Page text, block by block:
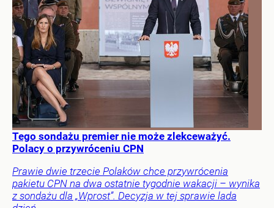
Tego sondażu premier nie może zlekceważyć.
Polacy o przywróceniu CPN
Prawie dwie trzecie Polaków chce przywrócenia
pakietu CPN na dwa ostatnie tygodnie wakacji – wynika
z sondażu dla „Wprost”. Decyzja w tej sprawie lada